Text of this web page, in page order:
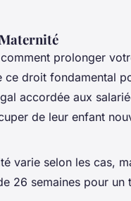
prolonger
ce droit fondamental
accordée aux
de leur enfant
varie selon les cas,
26 semaines pour